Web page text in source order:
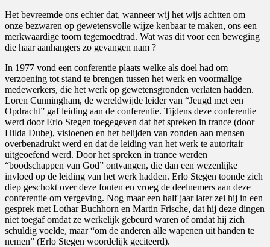
Het bevreemde ons echter dat, wanneer wij het wijs achtten om
onze bezwaren op gewetensvolle wijze kenbaar te maken, ons een
merkwaardige toorn tegemoedtrad. Wat was dit voor een beweging
die haar aanhangers zo gevangen nam ?
In 1977 vond een conferentie plaats welke als doel had om
verzoening tot stand te brengen tussen het werk en voormalige
medewerkers, die het werk op gewetensgronden verlaten hadden.
Loren Cunningham, de wereldwijde leider van “Jeugd met een
Opdracht” gaf leiding aan de conferentie. Tijdens deze conferentie
werd door Erlo Stegen toegegeven dat het spreken in trance (door
Hilda Dube), visioenen en het belijden van zonden aan mensen
overbenadrukt werd en dat de leiding van het werk te autoritair
uitgeoefend werd. Door het spreken in trance werden
“boodschappen van God” ontvangen, die dan een wezenlijke
invloed op de leiding van het werk hadden. Erlo Stegen toonde zich
diep geschokt over deze fouten en vroeg de deelnemers aan deze
conferentie om vergeving. Nog maar een half jaar later zei hij in een
gesprek met Lothar Buchhorn en Martin Frische, dat hij deze dingen
niet toegaf omdat ze werkelijk gebeurd waren of omdat hij zich
schuldig voelde, maar “om de anderen alle wapenen uit handen te
nemen” (Erlo Stegen woordelijk geciteerd).